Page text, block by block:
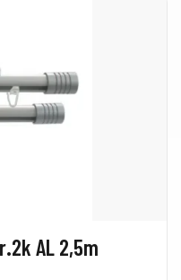
AL 2,5m